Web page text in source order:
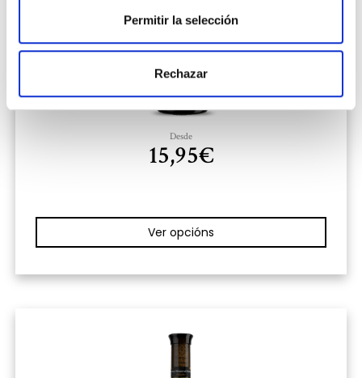
Permitir la selección
Rechazar
Desde
15,95€
Ver opcións